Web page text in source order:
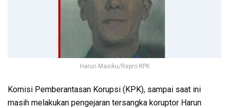
Harun Masiku/Repro KPK
Komisi Pemberantasan Korupsi (KPK), sampai saat ini
masih melakukan pengejaran tersangka koruptor Harun